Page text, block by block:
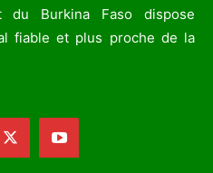
du Burkina Faso dispose
fiable et plus proche de la